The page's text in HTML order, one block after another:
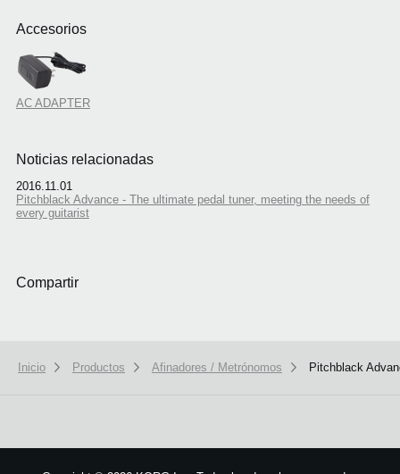
Accesorios
AC ADAPTER
Noticias relacionadas
2016.11.01
Pitchblack Advance - The ultimate pedal tuner, meeting the needs of
every guitarist
Compartir
Inicio Productos Afinadores / Metrónomos Pitchblack